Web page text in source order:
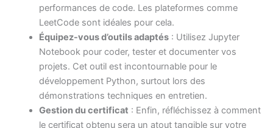
performances de code. Les plateformes comme
LeetCode sont idéales pour cela.
Équipez-vous d’outils adaptés: Utilisez Jupyter
Notebook pour coder, tester et documenter vos
projets. Cet outil est incontournable pour le
développement Python, surtout lors des
démonstrations techniques en entretien.
Gestion du certificat : Enfin, réfléchissez à comment
le certificat obtenu sera un atout tangible sur votre